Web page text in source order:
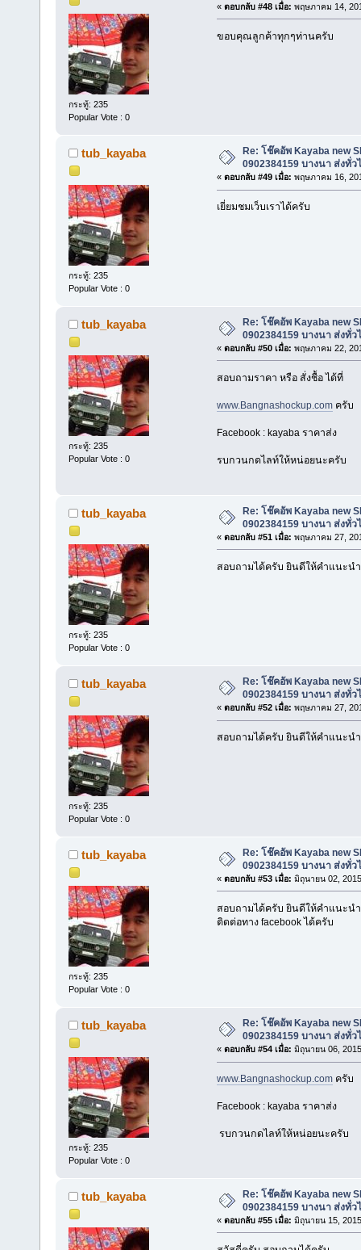
กระทู้: 235
Popular Vote : 0
« ตอบกลับ #48 เมื่อ: พฤษภาคม 14,
ขอบคุณลูกค้าทุกๆท่านครับ
tub_kayaba
กระทู้: 235
Popular Vote : 0
Re: โช๊คอัพ Kayaba new
0902384159 บางนา ส่งทั่ว
« ตอบกลับ #49 เมื่อ: พฤษภาคม 16,
เยี่ยมชมเว็บเราได้ครับ
tub_kayaba
กระทู้: 235
Popular Vote : 0
Re: โช๊คอัพ Kayaba new
0902384159 บางนา ส่งทั่ว
« ตอบกลับ #50 เมื่อ: พฤษภาคม 22,
สอบถามราคา หรือ สั่งชื้อ ได้ที่
www.Bangnashockup.comครับ
Facebook : kayaba ราคาส่ง
รบกวนกดไลท์ให้หน่อยนะครับ
tub_kayaba
กระทู้: 235
Popular Vote : 0
Re: โช๊คอัพ Kayaba new
0902384159 บางนา ส่งทั่ว
« ตอบกลับ #51 เมื่อ: พฤษภาคม 27,
สอบถามได้ครับ ยินดีให้คำแนะน
tub_kayaba
กระทู้: 235
Popular Vote : 0
Re: โช๊คอัพ Kayaba new
0902384159 บางนา ส่งทั่ว
« ตอบกลับ #52 เมื่อ: พฤษภาคม 27,
สอบถามได้ครับ ยินดีให้คำแนะน
tub_kayaba
กระทู้: 235
Popular Vote : 0
Re: โช๊คอัพ Kayaba new
0902384159 บางนา ส่งทั่ว
« ตอบกลับ #53 เมื่อ: มิถุนายน 02,
สอบถามได้ครับ ยินดีให้คำแนะน
ติดต่อทาง facebook ได้ครับ
tub_kayaba
กระทู้: 235
Popular Vote : 0
Re: โช๊คอัพ Kayaba new
0902384159 บางนา ส่งทั่ว
« ตอบกลับ #54 เมื่อ: มิถุนายน 06,
www.Bangnashockup.comครับ
Facebook : kayaba ราคาส่ง
รบกวนกดไลท์ให้หน่อยนะครับ
tub_kayaba
Re: โช๊คอัพ Kayaba new
0902384159 บางนา ส่งทั่ว
« ตอบกลับ #55 เมื่อ: มิถุนายน 15,